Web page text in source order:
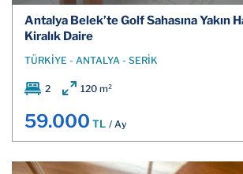
Antalya Belek’te Golf Sahasına Yakın
Kiralık Daire
TÜRKİYE - ANTALYA - SERİK
2 120 m²
59.000 TL / Ay